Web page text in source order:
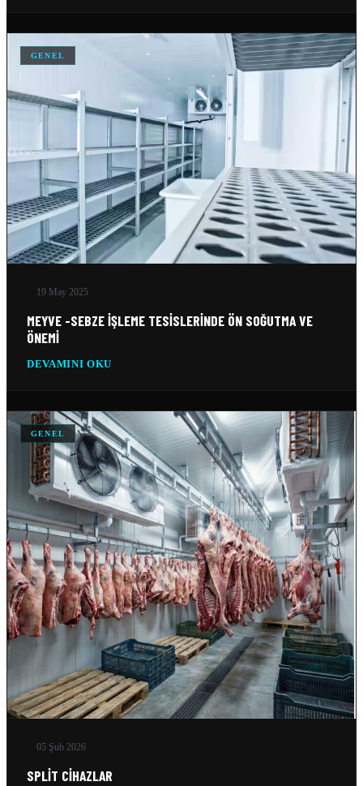
TEKSTIL SOĞUTMA SISTEMLERI
VERI MERKEZI SOĞUTMA SISTEMLERI
SILO SOĞUTMA SOĞUTMA SISTEMLERI
10 Şub 2026
BUZ FABRIKASI SOĞUTMA SISTEMLERI
10 Şub 2026
GENEL
19 May 2025
MEYVE -SEBZE İŞLEME TESISLERINDE ÖN SOĞUTMA VE
ÖNEMI
DEVAMINI OKU
GENEL
05 Şub 2026
SPLIT CIHAZLAR